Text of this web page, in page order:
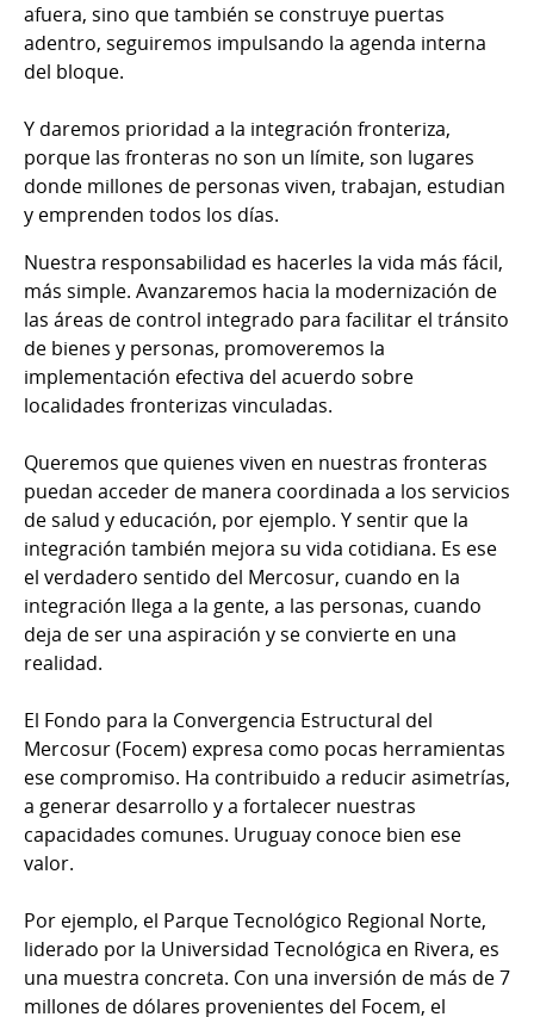
afuera, sino que también se construye puertas
adentro, seguiremos impulsando la agenda interna
del bloque.
Y daremos prioridad a la integración fronteriza,
porque las fronteras no son un límite, son lugares
donde millones de personas viven, trabajan, estudian
y emprenden todos los días.
Nuestra responsabilidad es hacerles la vida más fácil,
más simple. Avanzaremos hacia la modernización de
las áreas de control integrado para facilitar el tránsito
de bienes y personas, promoveremos la
implementación efectiva del acuerdo sobre
localidades fronterizas vinculadas.
Queremos que quienes viven en nuestras fronteras
puedan acceder de manera coordinada a los servicios
de salud y educación, por ejemplo. Y sentir que la
integración también mejora su vida cotidiana. Es ese
el verdadero sentido del Mercosur, cuando en la
integración llega a la gente, a las personas, cuando
deja de ser una aspiración y se convierte en una
realidad.
El Fondo para la Convergencia Estructural del
Mercosur (Focem) expresa como pocas herramientas
ese compromiso. Ha contribuido a reducir asimetrías,
a generar desarrollo y a fortalecer nuestras
capacidades comunes. Uruguay conoce bien ese
valor.
Por ejemplo, el Parque Tecnológico Regional Norte,
liderado por la Universidad Tecnológica en Rivera, es
una muestra concreta. Con una inversión de más de 7
millones de dólares provenientes del Focem, el